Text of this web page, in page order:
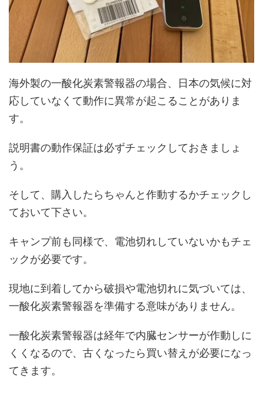
海外製の一酸化炭素警報器の場合、日本の気候に対
応していなくて動作に異常が起こることがありま
す。
説明書の動作保証は必ずチェックしておきましょ
う。
そして、購入したらちゃんと作動するかチェックし
ておいて下さい。
キャンプ前も同様で、電池切れしていないかもチェ
ックが必要です。
現地に到着してから破損や電池切れに気づいては、
一酸化炭素警報器を準備する意味がありません。
一酸化炭素警報器は経年で内臓センサーが作動しに
くくなるので、古くなったら買い替えが必要になっ
てきます。